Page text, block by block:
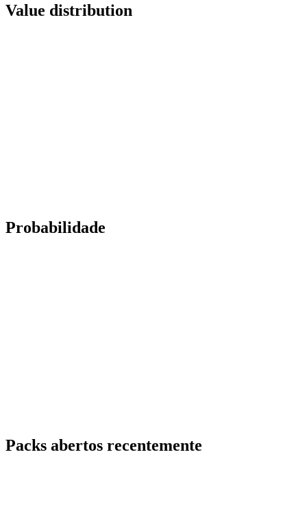
Value distribution
Probabilidade
Packs abertos recentemente